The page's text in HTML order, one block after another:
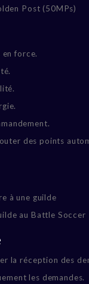
Post (50MPs)
force.
des points
à une guilde
au Battle Soccer
la réception des
les demandes.